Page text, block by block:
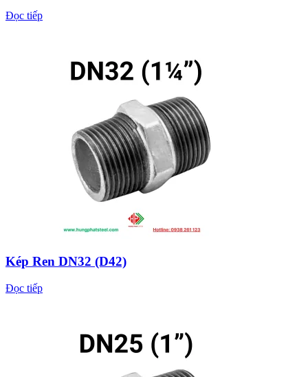
Đọc tiếp
Kép Ren DN32 (D42)
Đọc tiếp